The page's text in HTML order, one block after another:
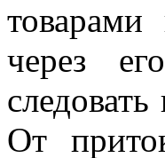
через
От